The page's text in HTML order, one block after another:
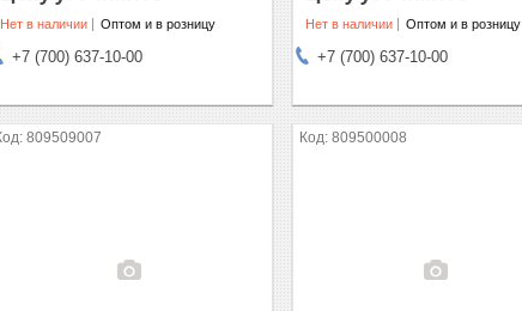
Нет в наличии Оптом и в розницу
+7 (700) 637-10-00
Нет в наличии Оптом и в розницу
+7 (700) 637-10-00
809509007 809500008